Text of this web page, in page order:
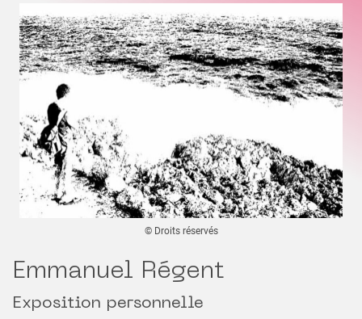
© Droits réservés
Emmanuel Régent
Exposition personnelle